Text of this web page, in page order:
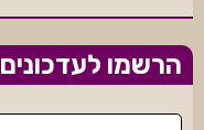
הרשמו לעדכונים